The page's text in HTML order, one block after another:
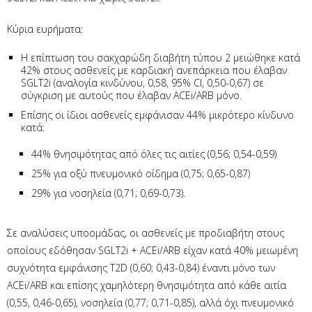
Κύρια ευρήματα:
Η επίπτωση του σακχαρώδη διαβήτη τύπου 2 μειώθηκε κατά
42% στους ασθενείς με καρδιακή ανεπάρκεια που έλαβαν
SGLT2i (αναλογία κινδύνου, 0,58, 95% CI, 0,50-0,67) σε
σύγκριση με αυτούς που έλαβαν ACEi/ARB μόνο.
Επίσης οι ίδιοι ασθενείς εμφάνισαν 44% μικρότερο κίνδυνο
κατά:
44% θνησιμότητας από όλες τις αιτίες (0,56; 0,54-0,59)
25% για οξύ πνευμονικό οίδημα (0,75; 0,65-0,87)
29% για νοσηλεία (0,71; 0,69-0,73).
Σε αναλύσεις υποομάδας, οι ασθενείς με προδιαβήτη στους
οποίους εδόθησαν SGLT2i + ACEi/ARB είχαν κατά 40% μειωμένη
συχνότητα εμφάνισης T2D (0,60; 0,43-0,84) έναντι μόνο των
ACEi/ARB και επίσης χαμηλότερη θνησιμότητα από κάθε αιτία
(0,55, 0,46-0,65), νοσηλεία (0,77; 0,71-0,85), αλλά όχι πνευμονικό